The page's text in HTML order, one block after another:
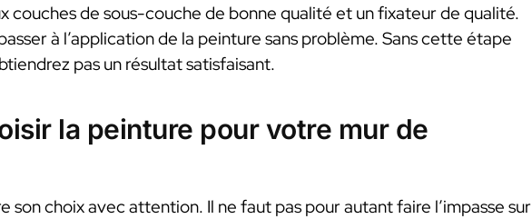
couches de sous-couche de bonne qualité et un fixateur de qualité.
à l’application de la peinture sans problème. Sans cette étape
pas un résultat satisfaisant.
la peinture pour votre mur de
son choix avec attention. Il ne faut pas pour autant faire l’impasse sur